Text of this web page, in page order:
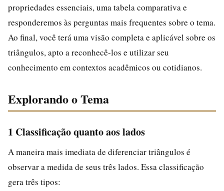
propriedades essenciais, uma tabela comparativa e
responderemos às perguntas mais frequentes sobre o tema.
Ao final, você terá uma visão completa e aplicável sobre os
triângulos, apto a reconhecê-los e utilizar seu
conhecimento em contextos acadêmicos ou cotidianos.
Explorando o Tema
1 Classificação quanto aos lados
A maneira mais imediata de diferenciar triângulos é
observar a medida de seus três lados. Essa classificação
gera três tipos: